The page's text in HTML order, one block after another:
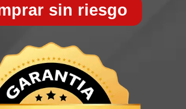
sin riesgo